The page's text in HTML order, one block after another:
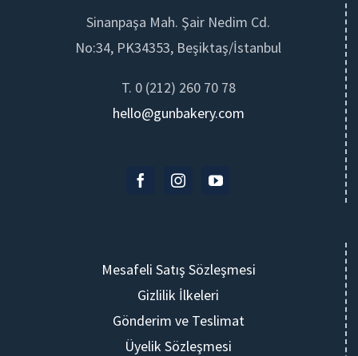
Sinanpaşa Mah. Şair Nedim Cd.
No:34, PK34353, Beşiktaş/İstanbul
T. 0 (212) 260 70 78
hello@gunbakery.com
Mesafeli Satış Sözleşmesi
Gizlilik İlkeleri
Gönderim ve Teslimat
Üyelik Sözleşmesi